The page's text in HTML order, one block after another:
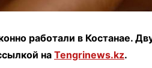
работали в Костанае.
на Tengrinews.kz.